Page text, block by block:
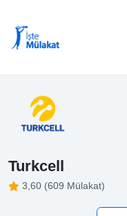
Turkcell
3,60 (609 Mülakat)